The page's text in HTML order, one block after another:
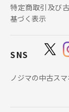
特定商取引及び
基づく表示
SNS
ノジマの中古ス